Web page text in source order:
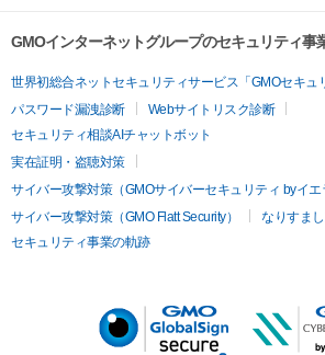
GMOインターネットグループのセキュリティ事
世界初総合ネットセキュリティサービス「GMOセキュ
パスワード漏洩診断
Webサイトリスク診断
セキュリティ相談AIチャットボット
実在証明・盗聴対策
サイバー攻撃対策（GMOサイバーセキュリティ byイエ
サイバー攻撃対策（GMO Flatt Security）
なりすま
セキュリティ事業の軌跡